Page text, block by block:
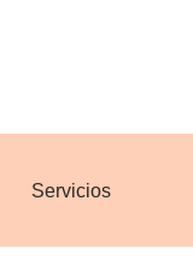
Servicios